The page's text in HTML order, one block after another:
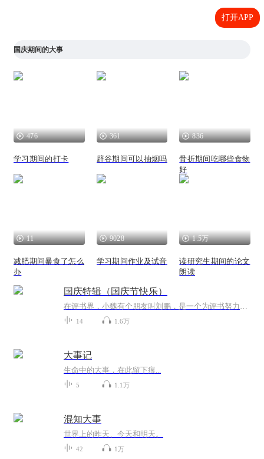
打开APP
国庆期间的大事
476
学习期间的打卡
361
辟谷期间可以抽烟吗
836
骨折期间吃哪些食物
好
11
减肥期间暴食了怎么
办
9028
学习期间作业及试音
1.5万
读研究生期间的论文
朗读
国庆特辑（国庆节快乐）
在评书界，小魏有个朋友叫刘鹏，是一个为评书努力的小伙子。在2021年国庆期间，他想弄个特辑，便烦劳我给他录个爱国题材的评书小段儿。这种事情，不是特殊情况，小魏一般不会拒绝，也就给其录了一个《鲁迅踢鬼》，等他传完，我再传到我的专辑里。另外，小...
14 1.6万
大事记
生命中的大事，在此留下痕...
5 1.1万
混知大事
世界上的昨天、今天和明天。
42 1万